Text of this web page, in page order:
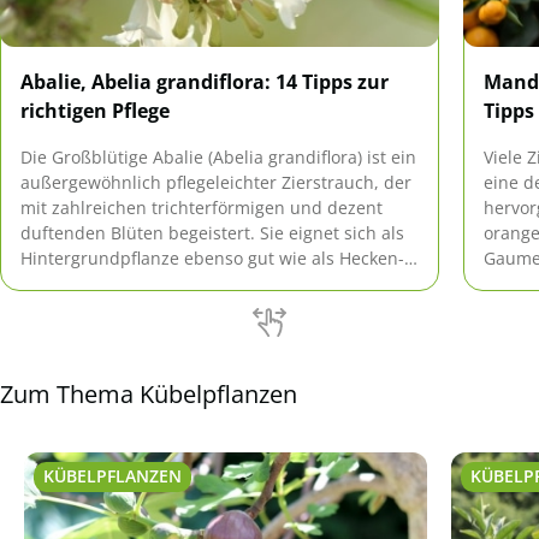
Abalie, Abelia grandiflora: 14 Tipps zur
richtigen Pflege
Die Großblütige Abalie (Abelia grandiflora) ist ein
außergewöhnlich pflegeleichter Zierstrauch, der
mit zahlreichen trichterförmigen und dezent
duftenden Blüten begeistert. Sie eignet sich als
Hintergrundpflanze ebenso gut wie als Hecken-
Viele
eine
Zum Thema Kübelpflanzen
KÜBELPFLANZEN